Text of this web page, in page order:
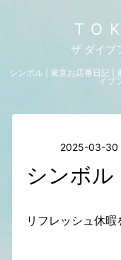
ザ ダイブ
シンボル | 東京お店番日記 |
イブ
2025-03-30
シンボル
リフレッシュ休暇